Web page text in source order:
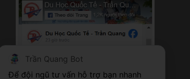
FANPAGE TP HỒ CHÍ MINH
Trần Quang Bot
Để đội ngũ tư vấn hỗ trợ bạn nhanh